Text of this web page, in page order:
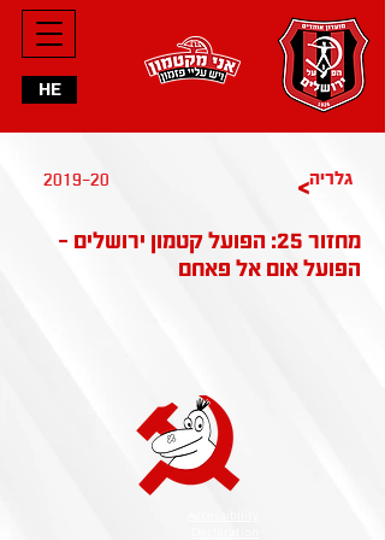
HE
2019-20 >גלריה
מחזור 25: הפועל קטמון ירושלים -
הפועל אום אל פאחם